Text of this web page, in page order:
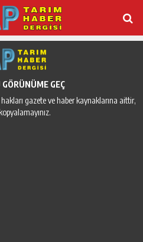
GEÇ
gazete ve haber kaynaklarına aittir,